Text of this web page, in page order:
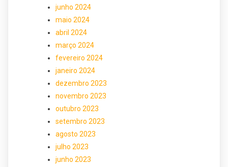
junho 2024
maio 2024
abril 2024
março 2024
fevereiro 2024
janeiro 2024
dezembro 2023
novembro 2023
outubro 2023
setembro 2023
agosto 2023
julho 2023
junho 2023